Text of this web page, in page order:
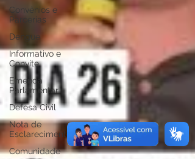
Convênios e
Parcerias
Dengue
Informativo e
Convite
Emenda
Parlamentar
Defesa Civil
Nota de
Esclarecimento
Comunidade